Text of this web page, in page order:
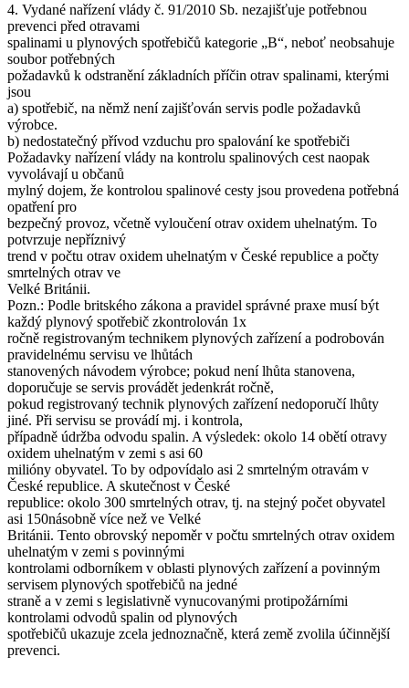
4. Vydané nařízení vlády č. 91/2010 Sb. nezajišťuje potřebnou
prevenci před otravami
spalinami u plynových spotřebičů kategorie „B“, neboť neobsahuje
soubor potřebných
požadavků k odstranění základních příčin otrav spalinami, kterými
jsou
a) spotřebič, na němž není zajišťován servis podle požadavků
výrobce.
b) nedostatečný přívod vzduchu pro spalování ke spotřebiči
Požadavky nařízení vlády na kontrolu spalinových cest naopak
vyvolávají u občanů
mylný dojem, že kontrolou spalinové cesty jsou provedena potřebná
opatření pro
bezpečný provoz, včetně vyloučení otrav oxidem uhelnatým. To
potvrzuje nepříznivý
trend v počtu otrav oxidem uhelnatým v České republice a počty
smrtelných otrav ve
Velké Británii.
Pozn.: Podle britského zákona a pravidel správné praxe musí být
každý plynový spotřebič zkontrolován 1x
ročně registrovaným technikem plynových zařízení a podrobován
pravidelnému servisu ve lhůtách
stanovených návodem výrobce; pokud není lhůta stanovena,
doporučuje se servis provádět jedenkrát ročně,
pokud registrovaný technik plynových zařízení nedoporučí lhůty
jiné. Při servisu se provádí mj. i kontrola,
případně údržba odvodu spalin. A výsledek: okolo 14 obětí otravy
oxidem uhelnatým v zemi s asi 60
milióny obyvatel. To by odpovídalo asi 2 smrtelným otravám v
České republice. A skutečnost v České
republice: okolo 300 smrtelných otrav, tj. na stejný počet obyvatel
asi 150násobně více než ve Velké
Británii. Tento obrovský nepoměr v počtu smrtelných otrav oxidem
uhelnatým v zemi s povinnými
kontrolami odborníkem v oblasti plynových zařízení a povinným
servisem plynových spotřebičů na jedné
straně a v zemi s legislativně vynucovanými protipožárními
kontrolami odvodů spalin od plynových
spotřebičů ukazuje zcela jednoznačně, která země zvolila účinnější
prevenci.